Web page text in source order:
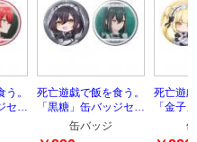
。
セッ
死亡遊戯で飯を食う。
「黒糖」缶バッジセッ
缶バッジ
死亡遊
「金子